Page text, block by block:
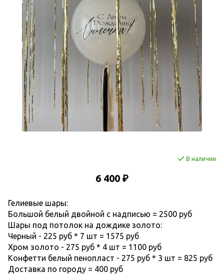
В наличии
6 400 ₽
Гелиевые шары:
Большой белый двойной с надписью = 2500 руб
Шары под потолок на дождике золото:
Черный - 225 руб * 7 шт = 1575 руб
Хром золото - 275 руб * 4 шт = 1100 руб
Конфетти белый пенопласт - 275 руб * 3 шт = 825 руб
Доставка по городу = 400 руб